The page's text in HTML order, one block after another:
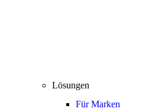
Lösungen
Für Marken